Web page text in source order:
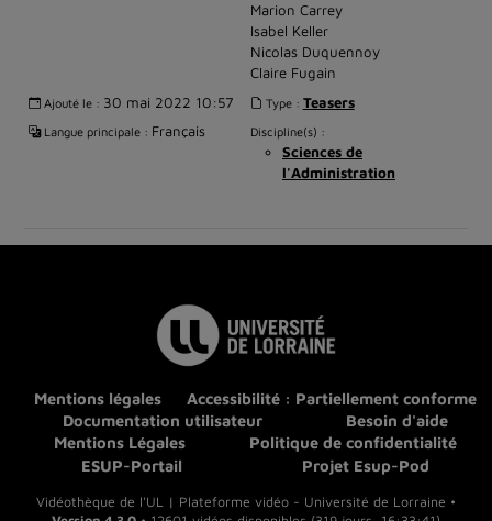
Marion Carrey
Isabel Keller
Nicolas Duquennoy
Claire Fugain
Ajouté le : 30 mai 2022 10:57 Type : Teasers
Langue principale : Français Discipline(s) :
Sciences de
l'Administration
Mentions légales
Accessibilité : Partiellement conforme
Documentation utilisateur
Besoin d'aide
Mentions Légales
Politique de confidentialité
ESUP-Portail
Projet Esup-Pod
Vidéothèque de l'UL | Plateforme vidéo - Université de Lorraine •